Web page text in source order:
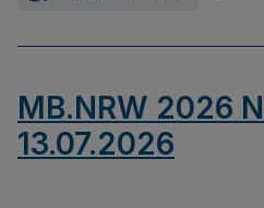
MB.NRW 2026
13.07.2026